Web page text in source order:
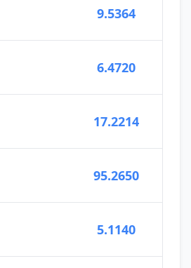
9.5364
6.4720
17.2214
95.2650
5.1140